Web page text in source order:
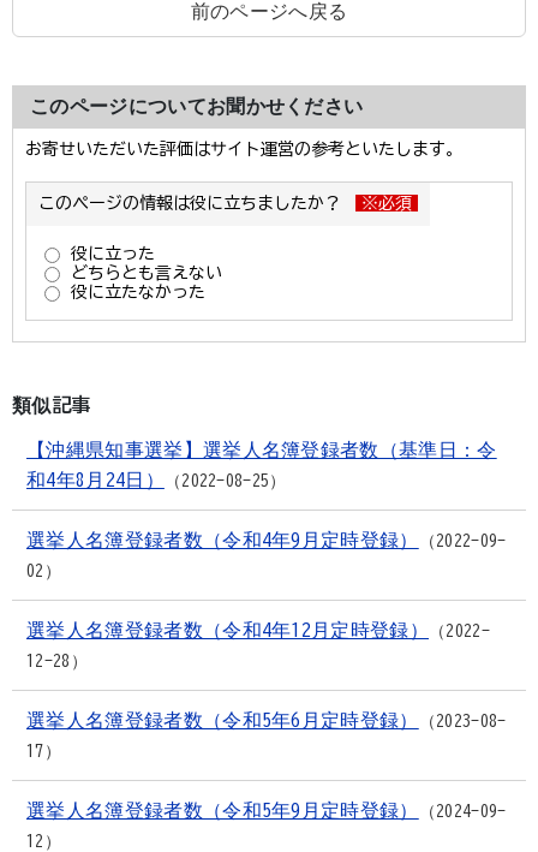
前のページへ戻る
このページについてお聞かせください
類似記事
【沖縄県知事選挙】選挙人名簿登録者数（基準日：令
和4年8月24日）
2022-08-25
選挙人名簿登録者数（令和4年9月定時登録）
2022-09-
02
選挙人名簿登録者数（令和4年12月定時登録）
2022-
12-28
選挙人名簿登録者数（令和5年6月定時登録）
2023-08-
17
選挙人名簿登録者数（令和5年9月定時登録）
2024-09-
12